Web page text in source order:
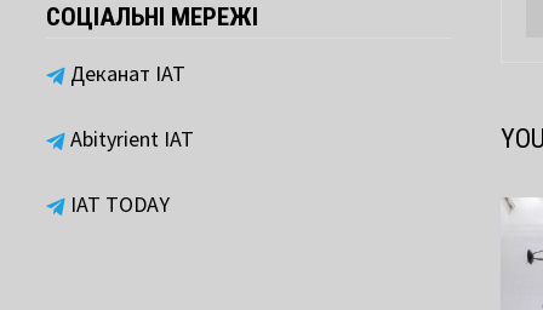
СОЦІАЛЬНІ МЕРЕЖІ
Деканат ІАТ
Abityrient IAT
IAT TODAY